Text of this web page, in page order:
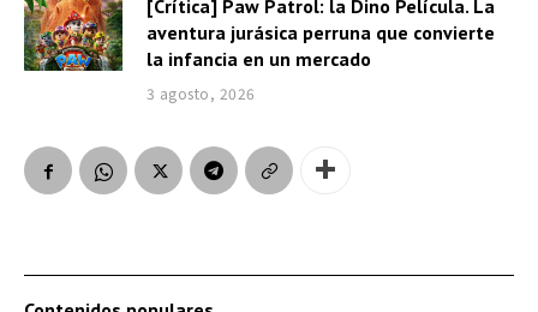
[Crítica] Paw Patrol: la Dino Película. La
aventura jurásica perruna que convierte
la infancia en un mercado
3 agosto, 2026